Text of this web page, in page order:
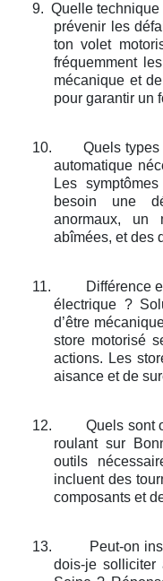
9. Quelle
prévenir les
ton volet
fréquemment
mécanique et
pour garantir un
10.
Quels types
automatique
Les
besoin une
anormaux, un
abîmées, et des
11.
Différence
électrique ?
d’être
store motorisé
actions. Les
aisance et de
12.
Quels sont
roulant sur
outils
incluent des
composants et
13.
Peut-on
dois-je solliciter